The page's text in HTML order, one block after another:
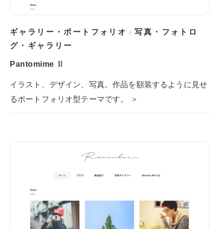
ギャラリー・ポートフォリオ /写真・フォトロ
グ・ギャラリー
Pantomime Ⅱ
イラスト、デザイン、写真。作品を額装するように見せ
るポートフォリオ型テーマです。 ＞